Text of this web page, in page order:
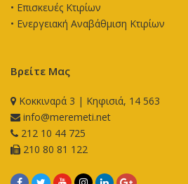
• Επισκευές Κτιρίων
• Ενεργειακή Αναβάθμιση Κτιρίων
Βρείτε Μας
Κοκκιναρά 3 | Κηφισιά, 14 563
info@meremeti.net
212 10 44 725
210 80 81 122